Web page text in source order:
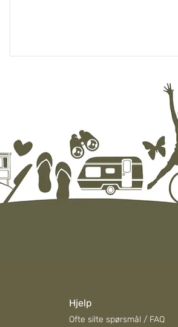
Campingnytt fra Evjua: August
2026
Hjelp
Ofte silte spørsmål / FAQ